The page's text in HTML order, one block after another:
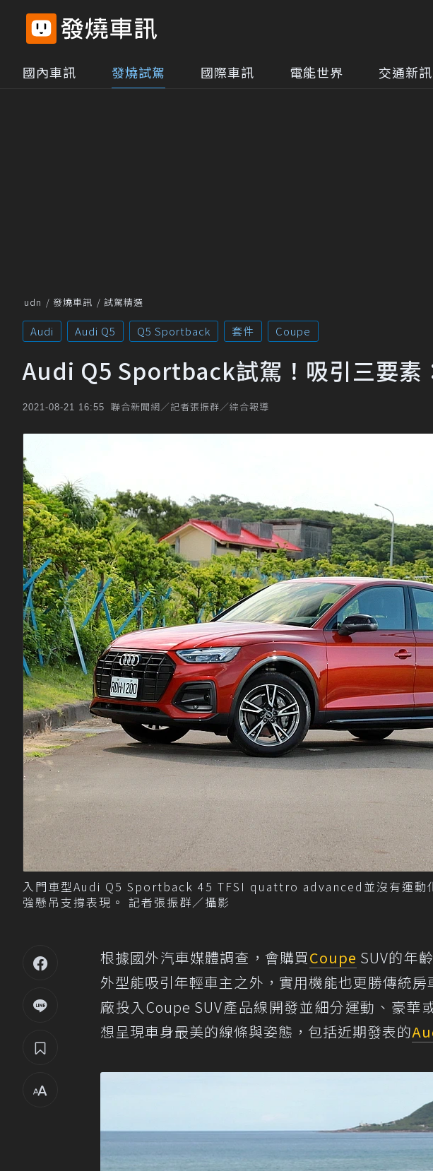
國內車訊 發燒試駕 國際車訊 電能世界 交通新訊
udn 發燒車訊 試駕精選
Audi Audi Q5 Q5 Sportback 套件 Coupe
Audi Q5 Sportback試駕！吸引三要素
2021-08-21 16:55 聯合新聞網／記者張振群／綜合報導
入門車型Audi Q5 Sportback 45 TFSI quattro advanced並沒有運動
強懸吊支撐表現。 記者張振群／攝影
根據國外汽車媒體調查，會購買Coupe SUV的年
外型能吸引年輕車主之外，實用機能也更勝傳統
廠投入Coupe SUV產品線開發並細分運動、豪華
想呈現車身最美的線條與姿態，包括近期發表的